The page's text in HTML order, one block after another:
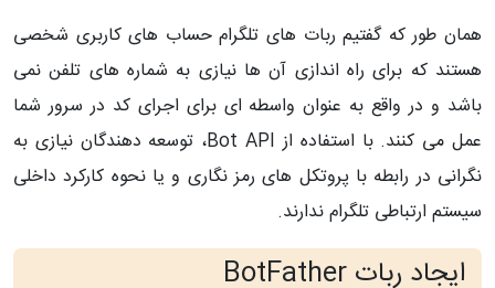
همان طور که گفتیم ربات های تلگرام حساب های کاربری شخصی
هستند که برای راه اندازی آن ها نیازی به شماره های تلفن نمی
باشد و در واقع به عنوان واسطه ای برای اجرای کد در سرور شما
عمل می کنند. با استفاده از
Bot API، توسعه دهندگان نیازی به
نگرانی در رابطه با پروتکل های رمز نگاری و یا نحوه کارکرد داخلی
سیستم ارتباطی تلگرام ندارند.
ایجاد ربات BotFather